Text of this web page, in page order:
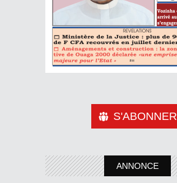
S'ABONNER
ANNONCE